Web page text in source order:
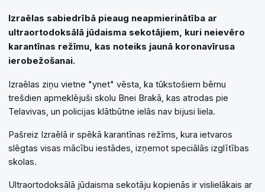
Izraēlas sabiedrībā pieaug neapmierinātība ar
ultraortodoksālā jūdaisma sekotājiem, kuri neievēro
karantīnas režīmu, kas noteiks jaunā koronavīrusa
ierobežošanai.
Izraēlas ziņu vietne "ynet" vēsta, ka tūkstošiem bērnu
trešdien apmeklējuši skolu Bnei Brakā, kas atrodas pie
Telavivas, un policijas klātbūtne ielās nav bijusi liela.
Pašreiz Izraēlā ir spēkā karantīnas režīms, kura ietvaros
slēgtas visas mācību iestādes, izņemot speciālās izglītības
skolas.
Ultraortodoksālā jūdaisma sekotāju kopienās ir vislielākais ar